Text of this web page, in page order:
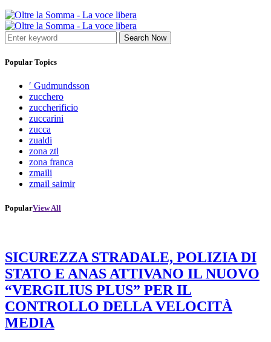
Search Now
Popular Topics
′ Gudmundsson
zucchero
zuccherificio
zuccarini
zucca
zualdi
zona ztl
zona franca
zmaili
zmail saimir
PopularView All
SICUREZZA STRADALE, POLIZIA DI
STATO E ANAS ATTIVANO IL NUOVO
“VERGILIUS PLUS” PER IL
CONTROLLO DELLA VELOCITÀ
MEDIA